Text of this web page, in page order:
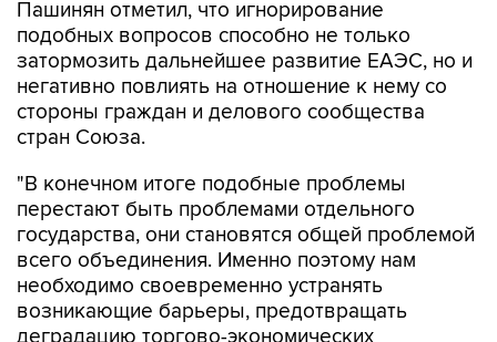
Пашинян отметил, что игнорирование
подобных вопросов способно не только
затормозить дальнейшее развитие ЕАЭС, но и
негативно повлиять на отношение к нему со
стороны граждан и делового сообщества
стран Союза.
"В конечном итоге подобные проблемы
перестают быть проблемами отдельного
государства, они становятся общей проблемой
всего объединения. Именно поэтому нам
необходимо своевременно устранять
возникающие барьеры, предотвращать